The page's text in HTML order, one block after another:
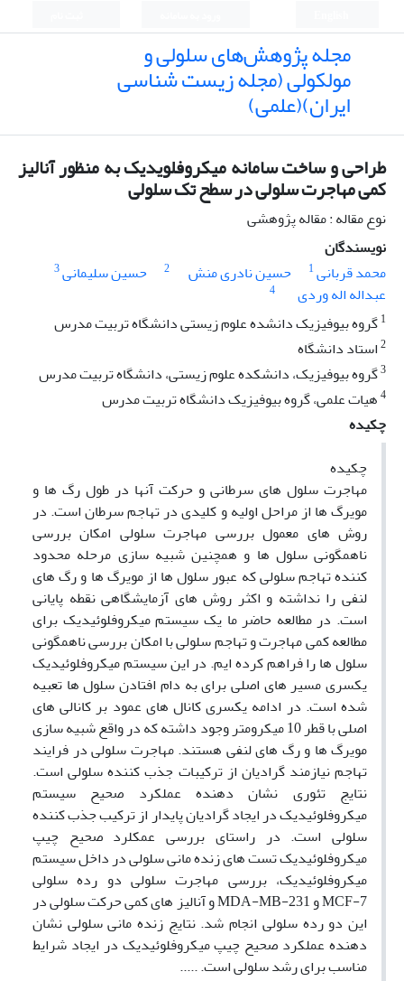
مجله پژوهش‌های سلولی و
مولکولی (مجله زیست شناسی
ایران)(علمی)
طراحی و ساخت سامانه میکروفلویدیک به منظور آنالیز
کمی مهاجرت سلولی در سطح تک سلولی
نوع مقاله : مقاله پژوهشی
نویسندگان
محمد قربانی1 حسین نادری منش 2 حسین سلیمانی3
عبداله اله وردی
4
1گروه بیوفیزیک دانشده علوم زیستی دانشگاه تربیت مدرس
2استاد دانشگاه
3گروه بیوفیزیک، دانشکده علوم زیستی، دانشگاه تربیت مدرس
4هیات علمی، گروه بیوفیزیک دانشگاه تربیت مدرس
چکیده
چکیده
مهاجرت سلول های سرطانی و حرکت آنها در طول رگ ها و
مویرگ ها از مراحل اولیه و کلیدی در تهاجم سرطان است. در
روش های معمول بررسی مهاجرت سلولی امکان بررسی
ناهمگونی سلول ها و همچنین شبیه سازی مرحله محدود
کننده تهاجم سلولی که عبور سلول ها از مویرگ ها و رگ های
لنفی را نداشته و اکثر روش های آزمایشگاهی نقطه پایانی
است. در مطالعه حاضر ما یک سیستم میکروفلوئیدیک برای
مطالعه کمی مهاجرت و تهاجم سلولی با امکان بررسی ناهمگونی
سلول ها را فراهم کرده ایم. در این سیستم میکروفلوئیدیک
یکسری مسیر های اصلی برای به دام افتادن سلول ها تعبیه
شده است. در ادامه یکسری کانال های عمود بر کانالی های
اصلی با قطر 10 میکرومتر وجود داشته که در واقع شبیه سازی
مویرگ ها و رگ های لنفی هستند. مهاجرت سلولی در فرایند
تهاجم نیازمند گرادیان از ترکیبات جذب کننده سلولی است.
نتایج تئوری نشان دهنده عملکرد صحیح سیستم
میکروفلوئیدیک در ایجاد گرادیان پایدار از ترکیب جذب کننده
سلولی است. در راستای بررسی عمکلرد صحیح چیپ
میکروفلوئیدیک تست های زنده مانی سلولی در داخل سیستم
میکروفلوئیدیک، بررسی مهاجرت سلولی دو رده سلولی
MCF-7 و MDA-MB-231 و آنالیز های کمی حرکت سلولی در
این دو رده سلولی انجام شد. نتایج زنده مانی سلولی نشان
دهنده عملکرد صحیح چیپ میکروفلوئیدیک در ایجاد شرایط
مناسب برای رشد سلولی است. .....